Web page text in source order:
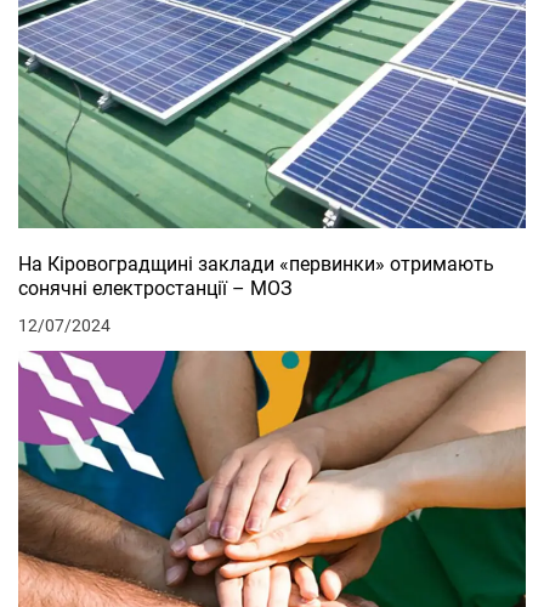
На Кіровоградщині заклади «первинки» отримають
сонячні електростанції – МОЗ
12/07/2024